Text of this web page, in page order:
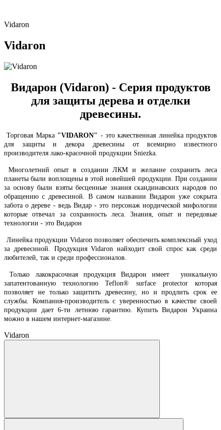
Vidaron
Vidaron
Видарон (Vidaron) - Серия продуктов
для защиты дерева и отделки
древесины.
Торговая Марка "VIDARON" - это качественная линейка продуктов
для защиты и декора древесины от всемирно известного
производителя лако-красочной продукции Sniezka.
Многолетний опыт в создании ЛКМ и желание сохранить леса
планеты были воплощены в этой новейшей продукции. При создании
за основу были взяты бесценные знания скандинавских народов по
обращению с древесиной. В самом названии Видарон уже сокрыта
забота о дереве - ведь Видар - это персонаж нордической мифологии
которые отвечал за сохранность леса. Знания, опыт и передовые
технологии - это Видарон
Линейка продукции Vidaron позволяет обеспечить комплексный уход
за древесиной. Продукция Vidaron найходит свой спрос как среди
любителей, так и среди профессионалов.
Только лакокрасочная продукция Видарон имеет уникальную
запатентованную технологию Teflon® surface protector которая
позволяет не только защитить древесину, но и продлить срок ее
службы. Компания-производитель с уверенностью в качестве своей
продукции дает 6-ти летнюю гарантию. Купить Видарон Украина
можно в нашем интернет-магазине.
Vidaron